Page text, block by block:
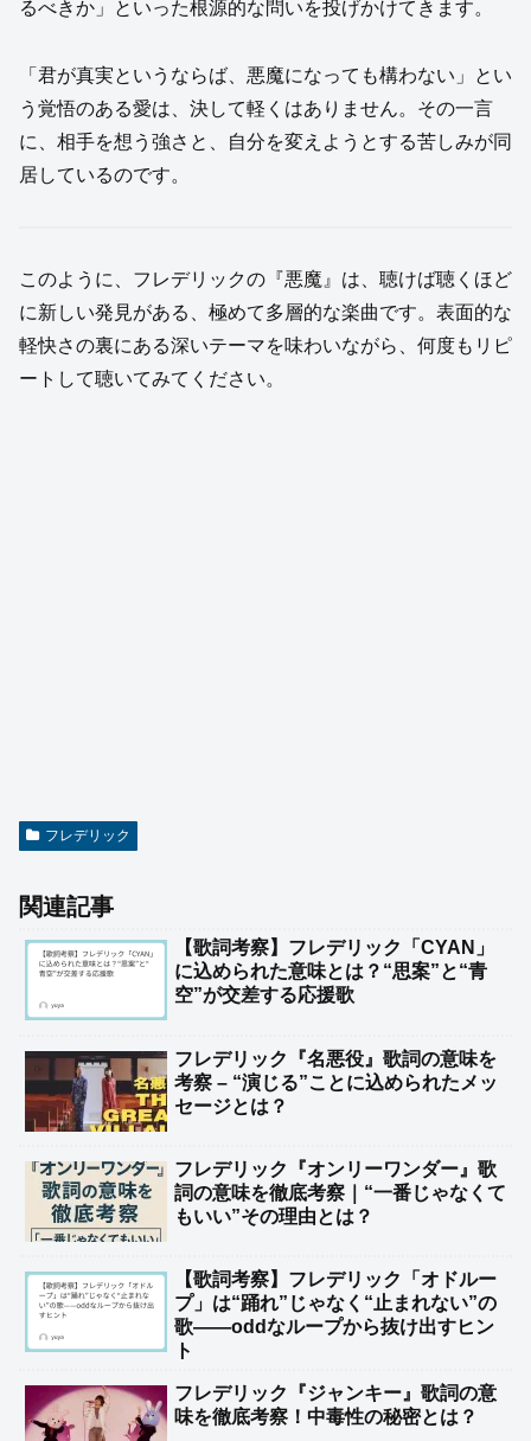
るべきか」といった根源的な問いを投げかけてきます。
「君が真実というならば、悪魔になっても構わない」とい
う覚悟のある愛は、決して軽くはありません。その一言
に、相手を想う強さと、自分を変えようとする苦しみが同
居しているのです。
このように、フレデリックの『悪魔』は、聴けば聴くほど
に新しい発見がある、極めて多層的な楽曲です。表面的な
軽快さの裏にある深いテーマを味わいながら、何度もリピ
ートして聴いてみてください。
フレデリック
関連記事
【歌詞考察】フレデリック「CYAN」
に込められた意味とは？“思案”と“青
空”が交差する応援歌
フレデリック『名悪役』歌詞の意味を
考察 – “演じる”ことに込められたメッ
セージとは？
フレデリック『オンリーワンダー』歌
詞の意味を徹底考察｜“一番じゃなくて
もいい”その理由とは？
【歌詞考察】フレデリック「オドルー
プ」は“踊れ”じゃなく“止まれない”の
歌——oddなループから抜け出すヒン
ト
フレデリック『ジャンキー』歌詞の意
味を徹底考察！中毒性の秘密とは？